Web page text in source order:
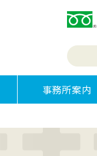
事務所案内